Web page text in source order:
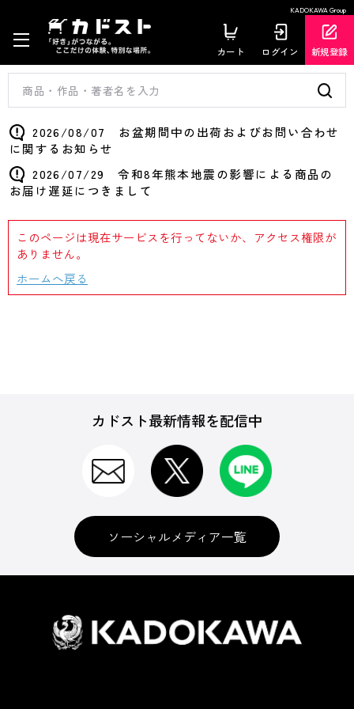
KADOKAWA Group
カート ログイン 新規登録
2026/08/07 お盆期間中の出荷およびお問い合わせ
に関するお知らせ
2026/07/29 令和8年熊本地震の影響による商品の
お届け遅延につきまして
このページは現在サービスを行ってないか、アクセス権限が
ありません。
ホームへ戻る
カドスト最新情報を配信中
ソーシャルメディア一覧